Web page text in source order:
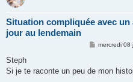
Situation compliquée avec
jour au lendemain
M
a
mercredi 08
Steph
Si je te raconte un peu de mon